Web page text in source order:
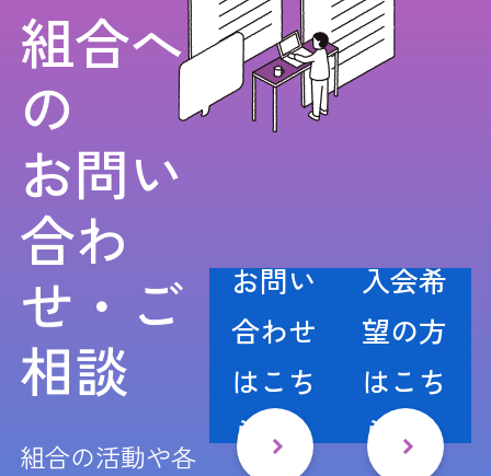
組合へ
の
お問い
合わ
せ・ご
相談
組合の活動や各
お問い
合わせ
はこち
ら
入会希
望の方
はこち
ら